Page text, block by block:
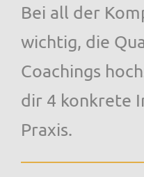
Bei all der
wichtig, die
Coachings
dir 4 konkrete
Praxis.